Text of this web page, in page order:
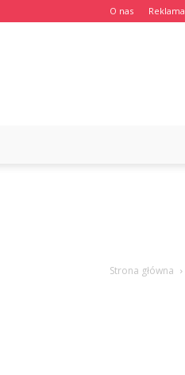
O nas Reklama
Strona główna